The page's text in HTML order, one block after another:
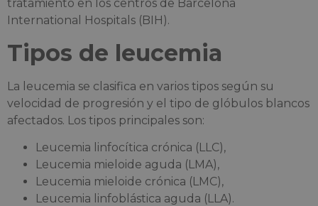
tratamiento en los centros de Barcelona
International Hospitals (BIH).
Tipos de leucemia
La leucemia se clasifica en varios tipos según su
velocidad de progresión y el tipo de glóbulos blancos
afectados. Los tipos principales son:
Leucemia linfocítica crónica (LLC),
Leucemia mieloide aguda (LMA),
Leucemia mieloide crónica (LMC),
Leucemia linfoblástica aguda (LLA).